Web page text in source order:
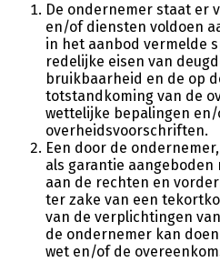
De ondernemer staat er
en/of diensten voldoen
in het aanbod vermelde
redelijke eisen van
bruikbaarheid en de op
totstandkoming van de
wettelijke bepalingen
overheidsvoorschriften.
Een door de
als garantie
aan de rechten en
ter zake van een
van de verplichtingen
de ondernemer kan
wet en/of de